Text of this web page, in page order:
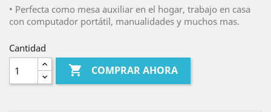
• Perfecta como mesa auxiliar en el hogar, trabajo en casa
con computador portátil, manualidades y muchos mas.
Cantidad
 COMPRAR AHORA